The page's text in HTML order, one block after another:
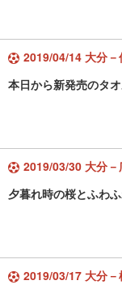
2019/04/14 大分－
本日から新発売のタ
2019/03/30 大分－
夕暮れ時の桜とふわ
2019/03/17 大分－